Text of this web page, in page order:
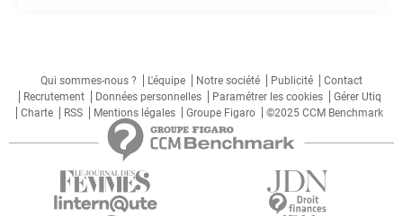
Qui sommes-nous ? L'équipe Notre société Publicité
Contact
Recrutement
Données personnelles Paramétrer les cookies
Gérer Utiq
Charte
RSS Mentions légales Groupe Figaro ©2025 CCM Benchmark